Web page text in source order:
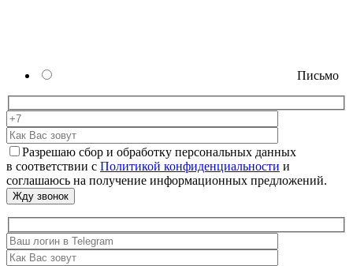
Письмо
Разрешаю сбор и обработку персональных данных
в соответствии с Политикой конфиденциальности и
соглашаюсь на получение информационных предложений.